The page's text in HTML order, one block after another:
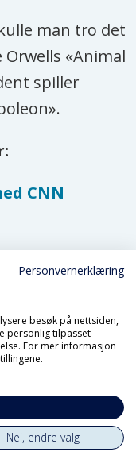
man tro det
«Animal
spiller
CNN
Euronews
Personvernerklæring
besøk på nettsiden,
personlig tilpasset
For mer informasjon
Nei, endre valg